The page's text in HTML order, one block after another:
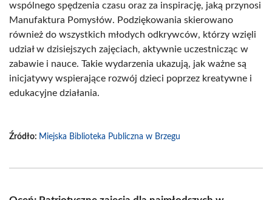
wspólnego spędzenia czasu oraz za inspirację, jaką przynosi
Manufaktura Pomysłów. Podziękowania skierowano
również do wszystkich młodych odkrywców, którzy wzięli
udział w dzisiejszych zajęciach, aktywnie uczestnicząc w
zabawie i nauce. Takie wydarzenia ukazują, jak ważne są
inicjatywy wspierające rozwój dzieci poprzez kreatywne i
edukacyjne działania.
Źródło: Miejska Biblioteka Publiczna w Brzegu